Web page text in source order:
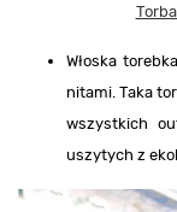
Włoska
nitami. Taka
wszystkich
uszytych z